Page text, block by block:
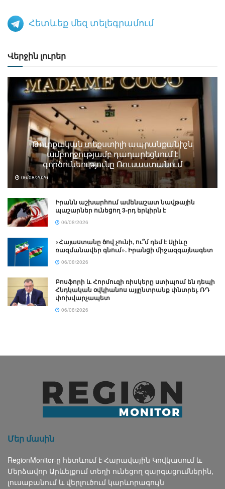
Հետևեք մեզ տելեգրամում
Վերջին լուրեր
Թուրքական տեքստիլի ապրանքանիշն
ամբողջությամբ դադարեցնում է
գործունեությունը Ռուսաստանում
06/08/2026
Իրանն աշխարհում ամենաշատ նավթային
պաշարներ ունեցող 3-րդ երկիրն է
06/08/2026
«Հայաստանը ծով չունի, ու՞մ դեմ է Ալիևը
ռազմանավեր գնում». Իրանցի միջազգայնագետ
06/08/2026
Բոսֆորի և Հորմուզի ռիսկերը ստիպում են դեպի
Հնդկական օվկիանոս այլընտրանք փնտրել. ՌԴ
փոխվարչապետ
06/08/2026
Մեր մասին
RegionMonitor-ը հետևում է Հարավային Կովկասում և
Մերձավոր Արևելքում տեղի ունեցող զարգացումներին,
լուսաբանում և վերլուծում կարևորագույն